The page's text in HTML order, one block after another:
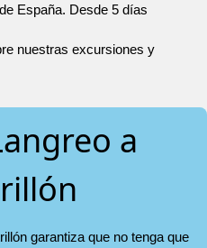
España. Desde 5 días
nuestras excursiones y
a
garantiza que no tenga que